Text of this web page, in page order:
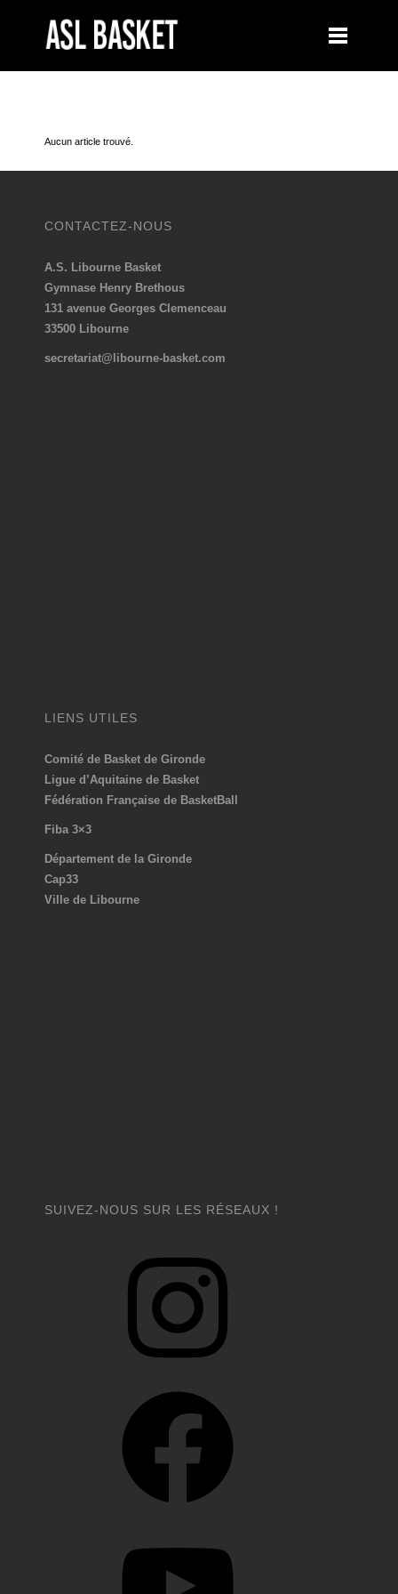
Aucun article trouvé.
CONTACTEZ-NOUS
A.S. Libourne Basket
Gymnase Henry Brethous
131 avenue Georges Clemenceau
33500 Libourne
secretariat@libourne-basket.com
LIENS UTILES
Comité de Basket de Gironde
Ligue d’Aquitaine de Basket
Fédération Française de BasketBall
Fiba 3×3
Département de la Gironde
Cap33
Ville de Libourne
SUIVEZ-NOUS SUR LES RÉSEAUX !